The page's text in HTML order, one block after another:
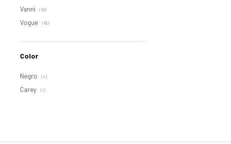
Vanni (16)
Vogue (16)
Color
Negro (4)
Carey (1)